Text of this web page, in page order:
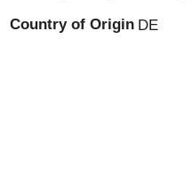
Country of Origin DE